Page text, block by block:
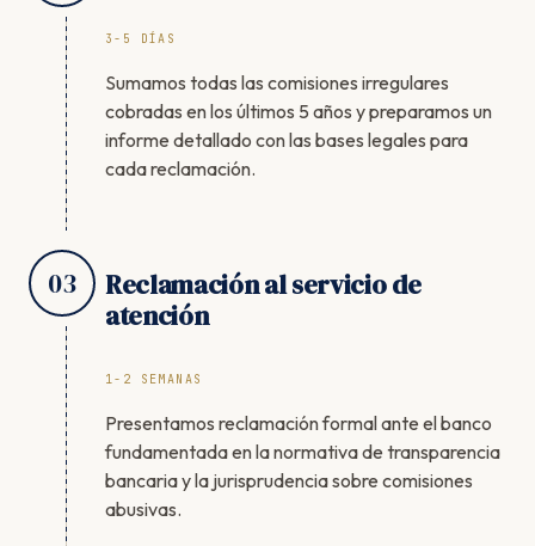
3-5 DÍAS
Sumamos todas las comisiones irregulares
cobradas en los últimos 5 años y preparamos un
informe detallado con las bases legales para
cada reclamación.
03
Reclamación al servicio de
atención
1-2 SEMANAS
Presentamos reclamación formal ante el banco
fundamentada en la normativa de transparencia
bancaria y la jurisprudencia sobre comisiones
abusivas.